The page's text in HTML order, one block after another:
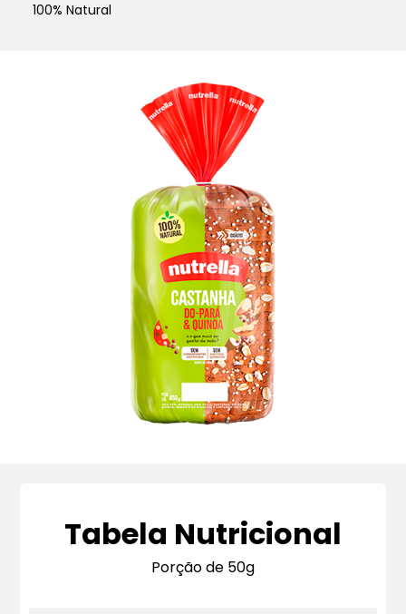
100% Natural
Tabela Nutricional
Porção de 50g